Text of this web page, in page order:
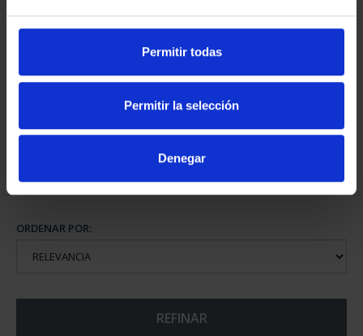
Permitir todas
Permitir la selección
Denegar
PROVINCIA COLECCION
COMPLET...
ORDENAR POR:
REFINAR